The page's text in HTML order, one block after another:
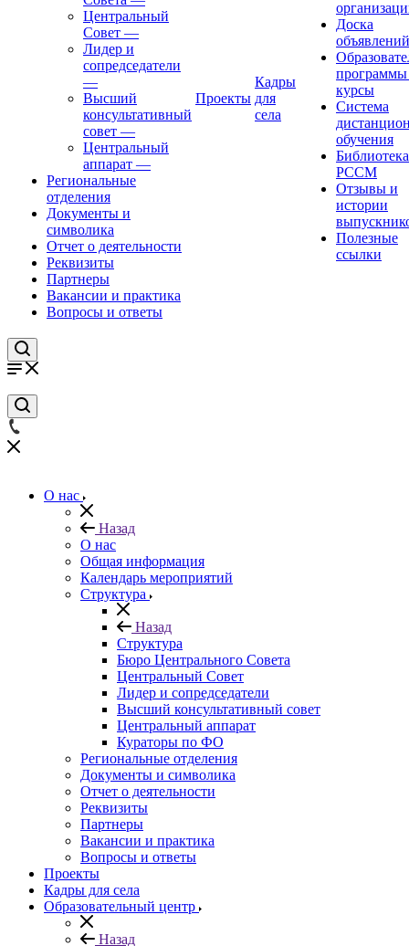
Центральный
Совет —
Лидер и
сопредседатели
—
Высший
консультативный
совет —
Центральный
аппарат —
Региональные
отделения
Документы и
символика
Отчет о деятельности
Реквизиты
Партнеры
Вакансии и практика
Вопросы и ответы
Проекты
Кадры
для
села
Доска
объявлений
курсы
Система
обучения
Библиотека
РССМ
Отзывы и
истории
Полезные
ссылки
О нас
Назад
О нас
Общая информация
Календарь мероприятий
Структура
Назад
Структура
Бюро Центрального Совета
Центральный Совет
Лидер и сопредседатели
Высший консультативный совет
Центральный аппарат
Кураторы по ФО
Региональные отделения
Документы и символика
Отчет о деятельности
Реквизиты
Партнеры
Вакансии и практика
Вопросы и ответы
Проекты
Кадры для села
Образовательный центр
Назад